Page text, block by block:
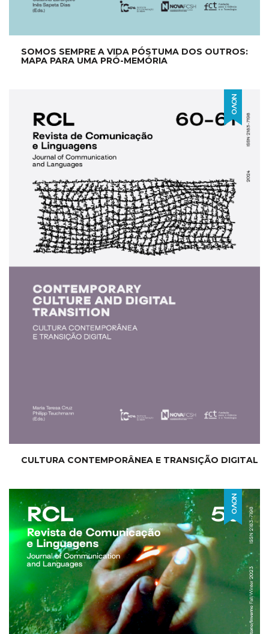
SOMOS SEMPRE A VIDA PÓSTUMA DOS OUTROS:
MAPA PARA UMA PRÓ-MEMÓRIA
NOVO
CULTURA CONTEMPORÂNEA E TRANSIÇÃO DIGITAL
NOVO